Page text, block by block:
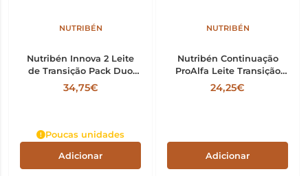
NUTRIBÉN
Nutribén Innova 2 Leite
de Transição Pack Duo
800g
34,75€
Poucas unidades
Adicionar
NUTRIBÉN
Nutribén Continuação
ProAlfa Leite Transição
800G x 2
24,25€
Adicionar